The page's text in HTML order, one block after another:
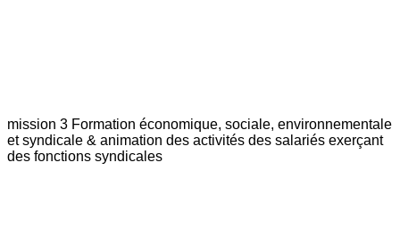
mission 3 Formation économique, sociale, environnementale
et syndicale & animation des activités des salariés exerçant
des fonctions syndicales